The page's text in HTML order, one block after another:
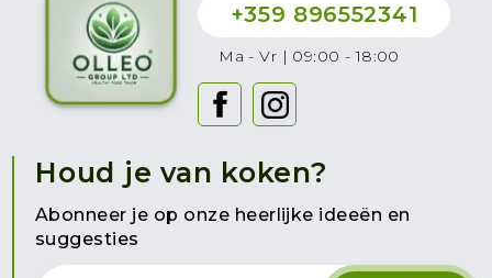
+359 896552341
Ma - Vr | 09:00 - 18:00
Houd je van koken?
Abonneer je op onze heerlijke ideeën en
suggesties